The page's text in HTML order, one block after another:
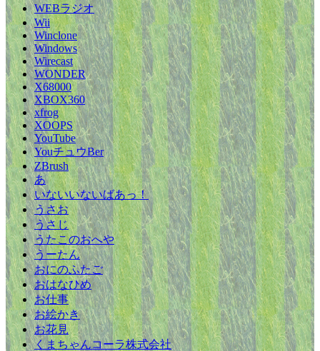
WEBラジオ
Wii
Winclone
Windows
Wirecast
WONDER
X68000
XBOX360
xfrog
XOOPS
YouTube
YouチュウBer
ZBrush
あ
いないいないばあっ！
うさお
うさじ
うたこのおへや
うーたん
おにのふたご
おはなひめ
お仕事
お絵かき
お花見
くまちゃんコーラ株式会社